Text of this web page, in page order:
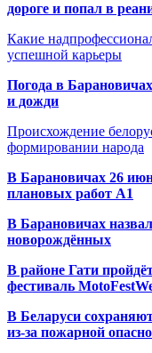
дороге и попал в
Какие
успешной карьеры
Погода в
и дожди
Происхождение
формировании народа
В Барановичах 26
плановых работ A1
В Барановичах
новорождённых
В районе Гати
фестиваль
В Беларуси
из-за пожарной